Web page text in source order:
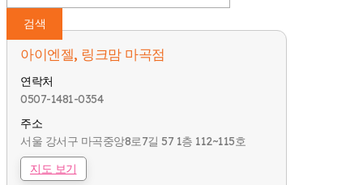
검색
아이엔젤, 링크맘 마곡점
연락처
0507-1481-0354
주소
서울 강서구 마곡중앙8로7길 57 1층 112~115호
지도 보기